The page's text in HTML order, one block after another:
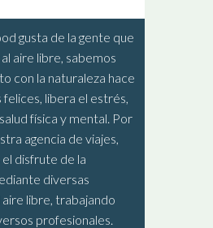
gusta de la gente que
aire libre, sabemos
con la naturaleza hace
libera el estrés,
física y mental. Por
agencia de viajes,
disfrute de la
diversas
libre, trabajando
profesionales.